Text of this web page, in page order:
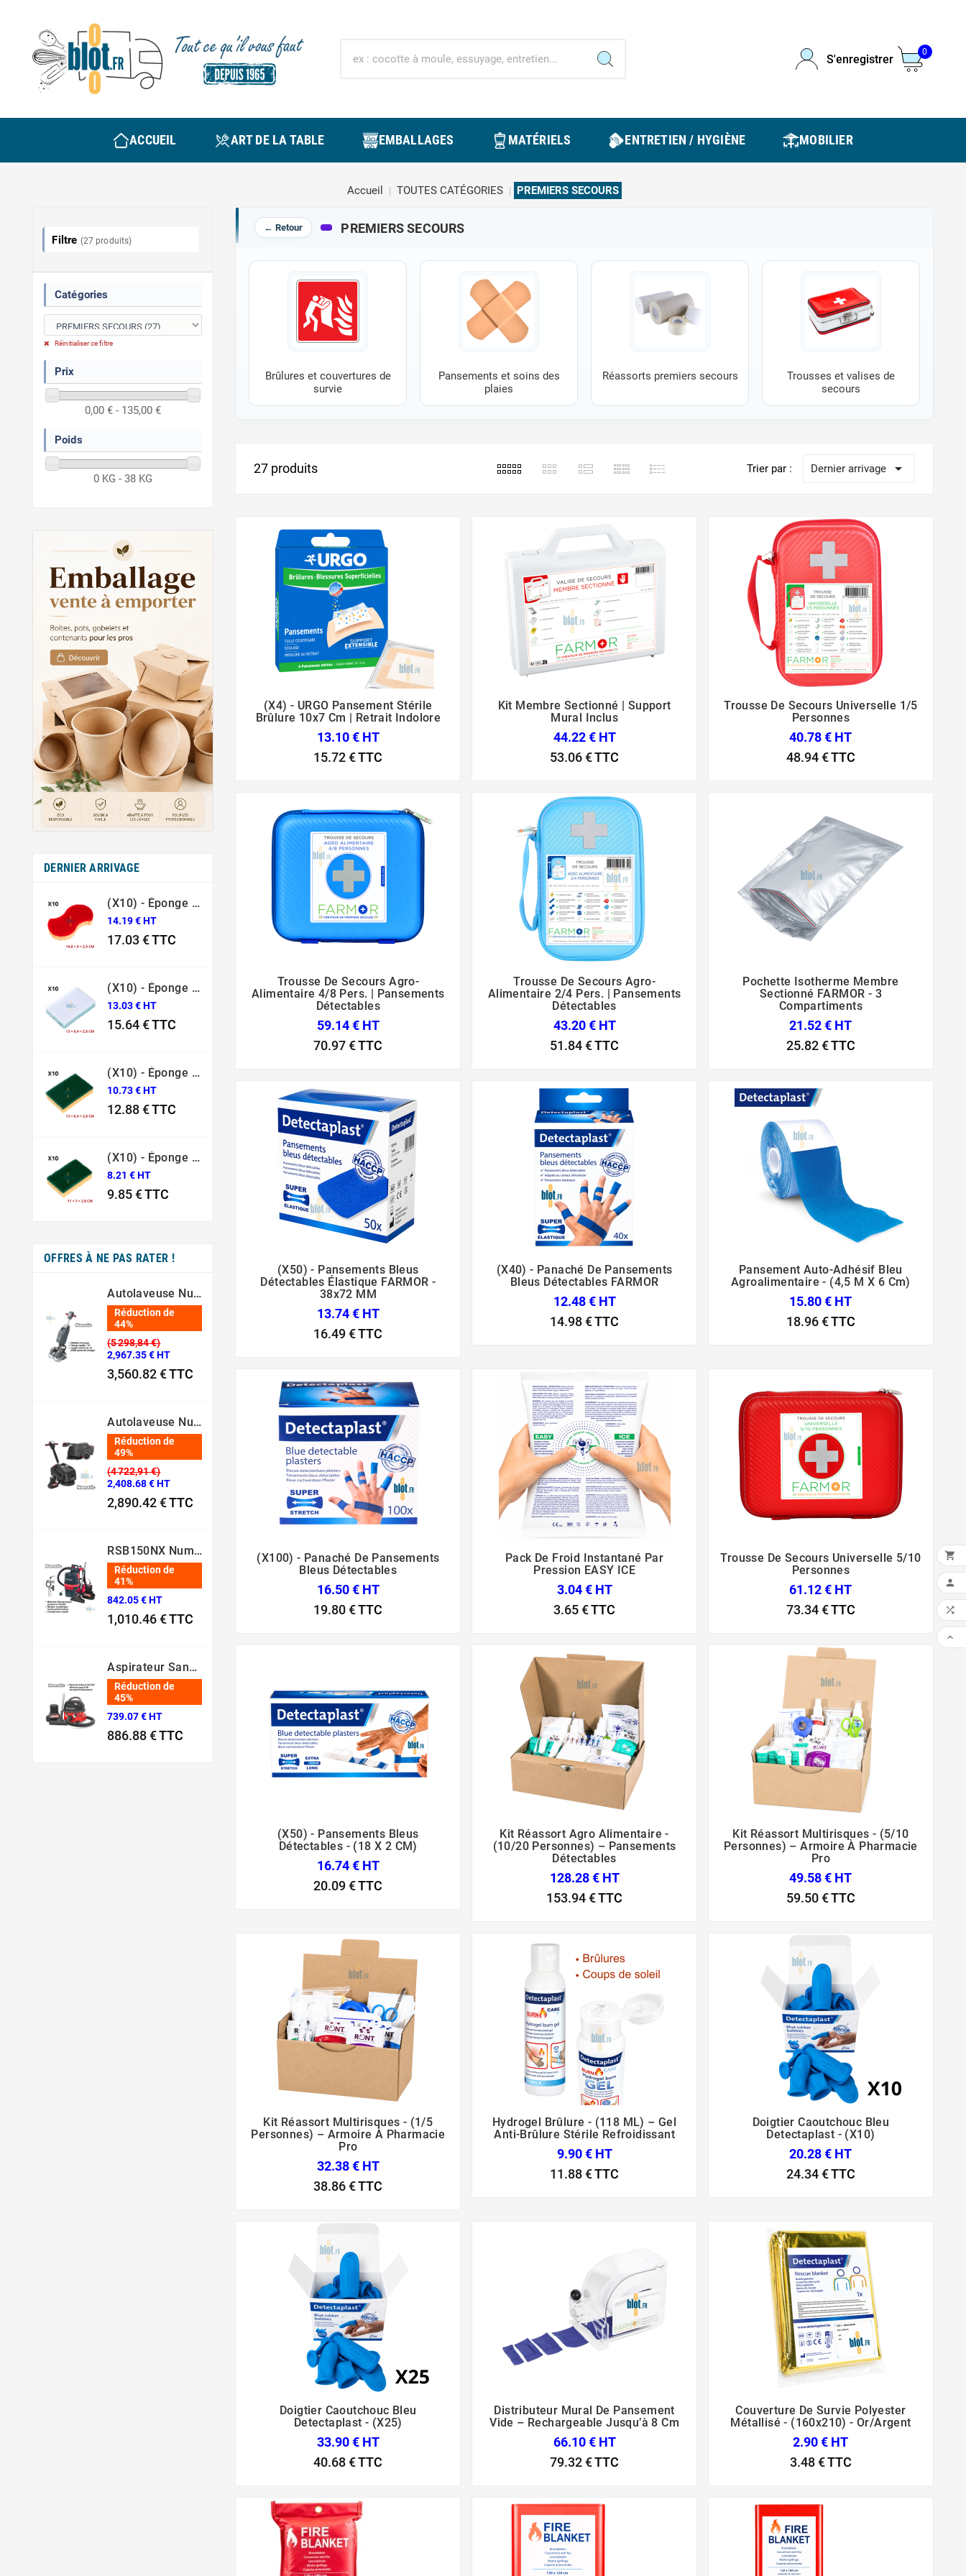
S'enregistrer
0
ACCUEIL ART DE LA TABLE EMBALLAGES MATÉRIELS ENTRETIEN / HYGIÈNE MOBILIER
Accueil TOUTES CATÉGORIES PREMIERS SECOURS
Filtre (27 produits)
Catégories
Réinitialiser ce filtre
Prix
0,00 € - 135,00 €
Poids
0 KG - 38 KG
DERNIER ARRIVAGE
(X10) - Éponge Grattante Ergonomique Rouge Sponrex 92
14.19 € HT
17.03 €TTC
(X10) - Éponge Grattante Surface Fragile Bleue Sponrex 79
13.03 € HT
15.64 €TTC
(X10) - Éponge Grattante Professionnelle Sponrex 74
10.73 € HT
12.88 €TTC
(X10) - Éponge Grattante Professionnelle Sponrex 52
8.21 € HT
9.85 €TTC
OFFRES À NE PAS RATER !
Autolaveuse Numatic 244NX – [80 Min – 44 Cm – 36V]
Réduction de
44%
(5 298,84 €)
2,967.35 € HT
3,560.82 €TTC
Autolaveuse Numatic - TTB1840NX‑R – (Batterie 36 V, 18 L)
Réduction de
49%
(4 722,91 €)
2,408.68 € HT
2,890.42 €TTC
RSB150NX Numatic – Aspirateur Dorsal Pro [80 Min – 5L – 36V]
Réduction de
41%
842.05 € HT
1,010.46 €TTC
Aspirateur Sans Fil NBV 190 NX – Batterie 36V Professionnel
Réduction de
45%
739.07 € HT
886.88 €TTC
← Retour PREMIERS SECOURS
Brûlures et couvertures de
survie
Pansements et soins des
plaies
Réassorts premiers secours
Trousses et valises de
secours
27 produits Trier par : Dernier arrivage 
  
(x4) - URGO Pansement Stérile
Brûlure 10x7 Cm | Retrait Indolore
13.10 € HT
15.72 €TTC
  
Kit Membre Sectionné | Support
Mural Inclus
44.22 € HT
53.06 €TTC
  
Trousse De Secours Universelle 1/5
Personnes
40.78 € HT
48.94 €TTC
  
Trousse De Secours Agro-
Alimentaire 4/8 Pers. | Pansements
Détectables
59.14 € HT
70.97 €TTC
  
Trousse De Secours Agro-
Alimentaire 2/4 Pers. | Pansements
Détectables
43.20 € HT
51.84 €TTC
  
Pochette Isotherme Membre
Sectionné FARMOR - 3
Compartiments
21.52 € HT
25.82 €TTC
  
(x50) - Pansements Bleus
Détectables Élastique FARMOR -
38x72 MM
13.74 € HT
16.49 €TTC
  
(x40) - Panaché De Pansements
Bleus Détectables FARMOR
12.48 € HT
14.98 €TTC
  
Pansement Auto-Adhésif Bleu
Agroalimentaire - (4,5 M X 6 Cm)
15.80 € HT
18.96 €TTC
  
(x100) - Panaché De Pansements
Bleus Détectables
16.50 € HT
19.80 €TTC
  
Pack De Froid Instantané Par
Pression EASY ICE
3.04 € HT
3.65 €TTC
  
Trousse De Secours Universelle 5/10
Personnes
61.12 € HT
73.34 €TTC
  
(x50) - Pansements Bleus
Détectables - (18 X 2 CM)
16.74 € HT
20.09 €TTC
  
Kit Réassort Agro Alimentaire -
(10/20 Personnes) – Pansements
Détectables
128.28 € HT
153.94 €TTC
  
Kit Réassort Multirisques - (5/10
Personnes) – Armoire À Pharmacie
Pro
49.58 € HT
59.50 €TTC
  
Kit Réassort Multirisques - (1/5
Personnes) – Armoire À Pharmacie
Pro
32.38 € HT
38.86 €TTC
  
Hydrogel Brûlure - (118 ML) – Gel
Anti-Brûlure Stérile Refroidissant
9.90 € HT
11.88 €TTC
  
Doigtier Caoutchouc Bleu
Detectaplast - (x10)
20.28 € HT
24.34 €TTC
  
Doigtier Caoutchouc Bleu
Detectaplast - (x25)
33.90 € HT
40.68 €TTC
  
Distributeur Mural De Pansement
Vide – Rechargeable Jusqu’à 8 Cm
66.10 € HT
79.32 €TTC
  
Couverture De Survie Polyester
Métallisé - (160x210) - Or/Argent
2.90 € HT
3.48 €TTC



